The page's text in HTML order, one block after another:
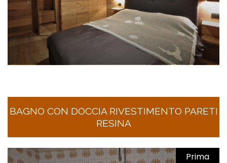
BAGNO CON DOCCIA RIVESTIMENTO PARETI
RESINA